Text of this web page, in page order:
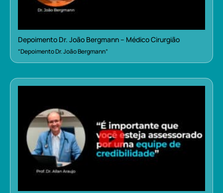
Depoimento Dr. João Bergmann – Médico Cirurgião
“Depoimento Dr. João Bergmann”